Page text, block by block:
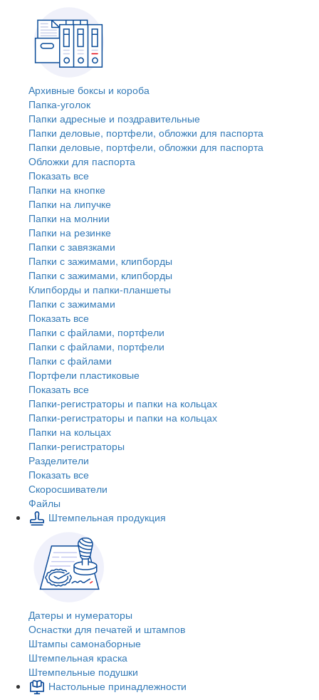
Архивные боксы и короба
Папка-уголок
Папки адресные и поздравительные
Папки деловые, портфели, обложки для паспорта
Папки деловые, портфели, обложки для паспорта
Обложки для паспорта
Показать все
Папки на кнопке
Папки на липучке
Папки на молнии
Папки на резинке
Папки с завязками
Папки с зажимами, клипборды
Папки с зажимами, клипборды
Клипборды и папки-планшеты
Папки с зажимами
Показать все
Папки с файлами, портфели
Папки с файлами, портфели
Папки с файлами
Портфели пластиковые
Показать все
Папки-регистраторы и папки на кольцах
Папки-регистраторы и папки на кольцах
Папки на кольцах
Папки-регистраторы
Разделители
Показать все
Скоросшиватели
Файлы
Штемпельная продукция
Датеры и нумераторы
Оснастки для печатей и штампов
Штампы самонаборные
Штемпельная краска
Штемпельные подушки
Настольные принадлежности